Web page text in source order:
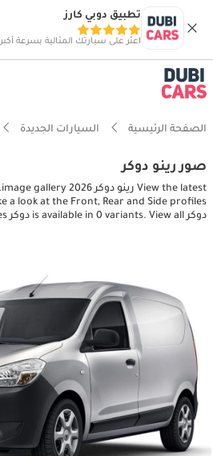
تطبيق دوبي كارز
اعثر على سيارتك المثالية بسرعة أكبر
الصفحة الرئيسية السيارات الجديدة
صور رينو دوكر
دوكر is available in 0 variants. View all دوكر pictures.